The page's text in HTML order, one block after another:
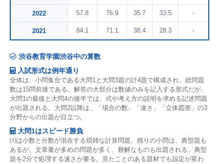
2022 57.8 76.9 35.7 33.5 -
2021 84.1 71.1 38.4 28.3 -
渋谷教育学園渋谷中の算数
入試形式は例年通り
全体は、小問集合である大問1と大問3題の計4題で構成され、総問題
数は15問前後である。解答の大部分は数値のみを記入する形式だが、
大問1の最後と大問4の後半では、式や考え方の説明を求める記述問題
が出題される。大問2以降は、「場合の数」「速さ」「立体図形」の3
分野からの出題が目立つ。
大問1はスピード勝負
⑴は小数と分数が混在する煩雑な計算問題。残りの小問は、典型題も
あるが、文章量が多めの問題が多く、難解なものも出題される。典型
題を2分で処理する速さが要る。見たことのある題材でも設定が変わ